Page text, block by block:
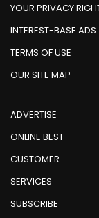
YOUR PRIVACY
INTEREST-BASE ADS
TERMS OF USE
OUR SITE MAP
ADVERTISE
ONLINE BEST
CUSTOMER
SERVICES
SUBSCRIBE